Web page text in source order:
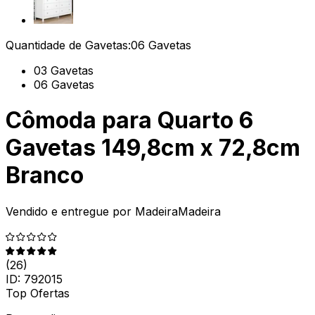
Quantidade de Gavetas:06 Gavetas
03 Gavetas
06 Gavetas
Cômoda para Quarto 6
Gavetas 149,8cm x 72,8cm
Branco
Vendido e entregue por MadeiraMadeira
(26)
ID: 792015
Top Ofertas